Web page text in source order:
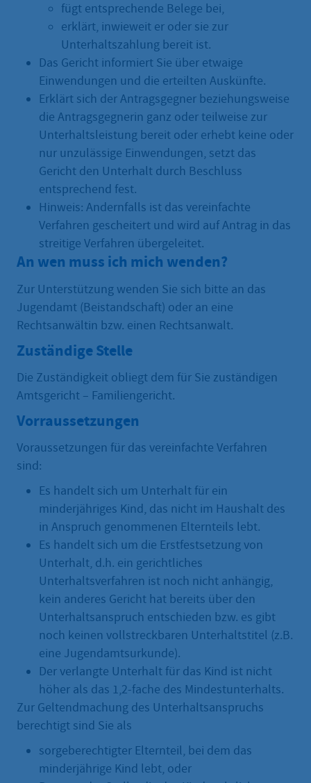
fügt entsprechende Belege bei,
erklärt, inwieweit er oder sie zur
Unterhaltszahlung bereit ist.
Das Gericht informiert Sie über etwaige
Einwendungen und die erteilten Auskünfte.
Erklärt sich der Antragsgegner beziehungsweise
die Antragsgegnerin ganz oder teilweise zur
Unterhaltsleistung bereit oder erhebt keine oder
nur unzulässige Einwendungen, setzt das
Gericht den Unterhalt durch Beschluss
entsprechend fest.
Hinweis: Andernfalls ist das vereinfachte
Verfahren gescheitert und wird auf Antrag in das
streitige Verfahren übergeleitet.
An wen muss ich mich wenden?
Zur Unterstützung wenden Sie sich bitte an das
Jugendamt (Beistandschaft) oder an eine
Rechtsanwältin bzw. einen Rechtsanwalt.
Zuständige Stelle
Die Zuständigkeit obliegt dem für Sie zuständigen
Amtsgericht – Familiengericht.
Vorraussetzungen
Voraussetzungen für das vereinfachte Verfahren
sind:
Es handelt sich um Unterhalt für ein
minderjähriges Kind, das nicht im Haushalt des
in Anspruch genommenen Elternteils lebt.
Es handelt sich um die Erstfestsetzung von
Unterhalt, d.h. ein gerichtliches
Unterhaltsverfahren ist noch nicht anhängig,
kein anderes Gericht hat bereits über den
Unterhaltsanspruch entschieden bzw. es gibt
noch keinen vollstreckbaren Unterhaltstitel (z.B.
eine Jugendamtsurkunde).
Der verlangte Unterhalt für das Kind ist nicht
höher als das 1,2-fache des Mindestunterhalts.
Zur Geltendmachung des Unterhaltsanspruchs
berechtigt sind Sie als
sorgeberechtigter Elternteil, bei dem das
minderjährige Kind lebt, oder